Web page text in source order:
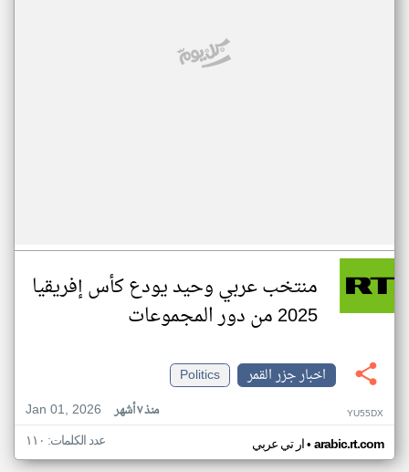
منتخب عربي وحيد يودع كأس إفريقيا
2025 من دور المجموعات
اخبار جزر القمر
Politics
Jan 01, 2026
منذ ٧ أشهر YU55DX
ار تي عربي• arabic.rt.com عدد الكلمات: ١١٠